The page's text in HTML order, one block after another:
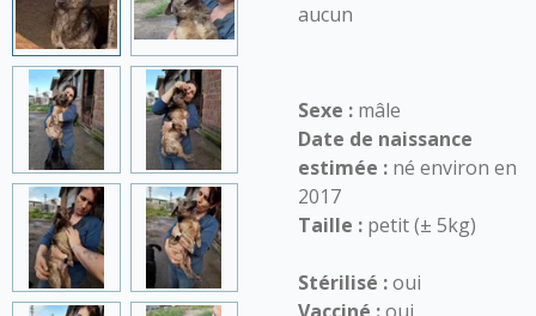
aucun
Sexe : mâle
Date de naissance
estimée : né environ en
2017
Taille : petit (± 5kg)
Stérilisé :oui